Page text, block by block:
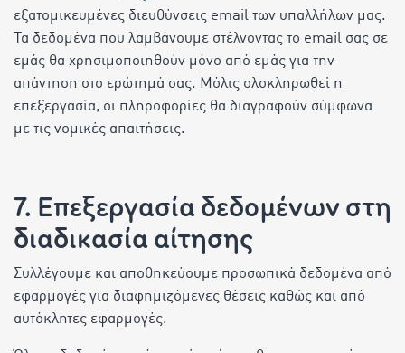
εξατομικευμένες διευθύνσεις email των υπαλλήλων μας.
Τα δεδομένα που λαμβάνουμε στέλνοντας το email σας σε
εμάς θα χρησιμοποιηθούν μόνο από εμάς για την
απάντηση στο ερώτημά σας. Μόλις ολοκληρωθεί η
επεξεργασία, οι πληροφορίες θα διαγραφούν σύμφωνα
με τις νομικές απαιτήσεις.
7. Επεξεργασία δεδομένων στη
διαδικασία αίτησης
Συλλέγουμε και αποθηκεύουμε προσωπικά δεδομένα από
εφαρμογές για διαφημιζόμενες θέσεις καθώς και από
αυτόκλητες εφαρμογές.